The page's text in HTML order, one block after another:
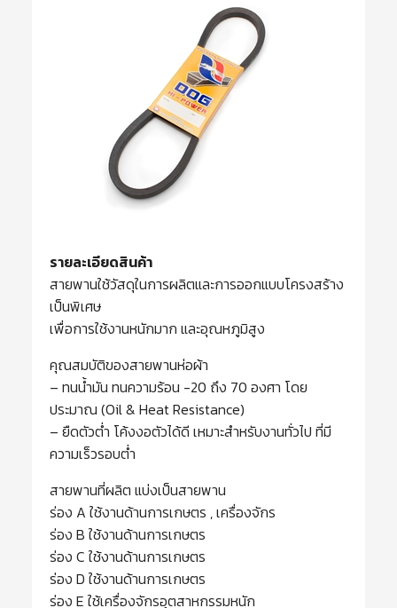
รายละเอียดสินค้า
สายพานใช้วัสดุในการผลิตและการออกแบบโครงสร้าง
เป็นพิเศษ
เพื่อการใช้งานหนักมาก และอุณหภูมิสูง
คุณสมบัติของสายพานห่อผ้า
– ทนน้ำมัน ทนความร้อน -20 ถึง 70 องศา โดย
ประมาณ (Oil & Heat Resistance)
– ยืดตัวต่ำ โค้งงอตัวได้ดี เหมาะสำหรับงานทั่วไป ที่มี
ความเร็วรอบต่ำ
สายพานที่ผลิต แบ่งเป็นสายพาน
ร่อง A ใช้งานด้านการเกษตร , เครื่องจักร
ร่อง B ใช้งานด้านการเกษตร
ร่อง C ใช้งานด้านการเกษตร
ร่อง D ใช้งานด้านการเกษตร
ร่อง E ใช้เครื่องจักรอุตสาหกรรมหนัก